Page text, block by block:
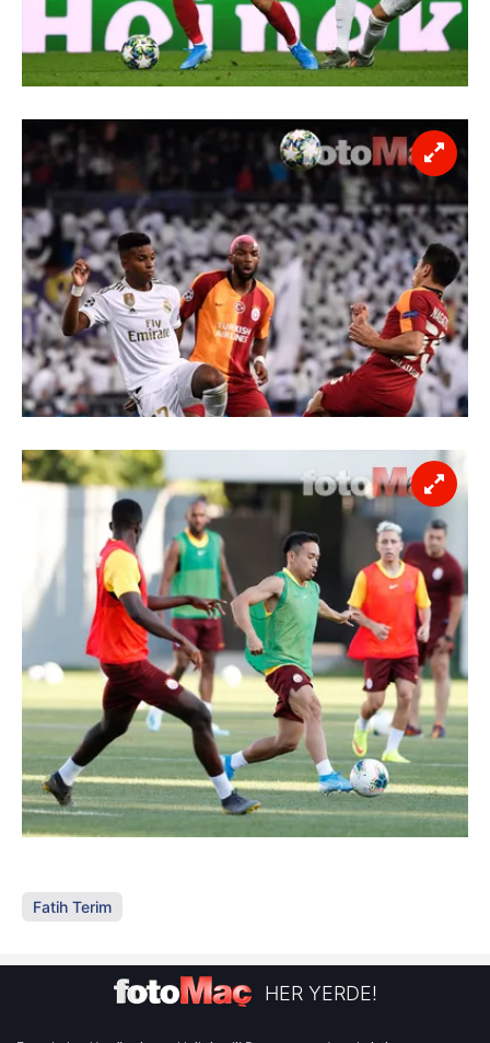
Fatih Terim
HER YERDE!